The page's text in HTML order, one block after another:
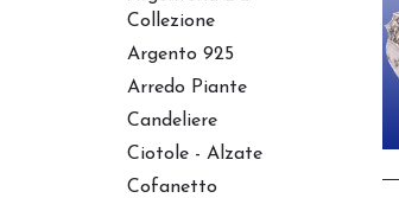
Collezione
Argento 925
Arredo Piante
Candeliere
Ciotole - Alzate
Cofanetto